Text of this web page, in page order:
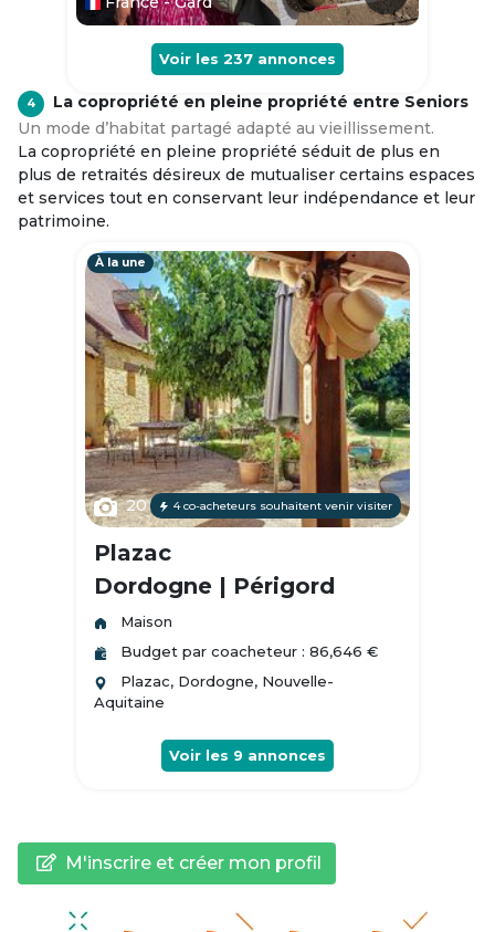
Voir les 237 annonces
4
La copropriété en pleine propriété entre Seniors
Un mode d’habitat partagé adapté au vieillissement.
La copropriété en pleine propriété séduit de plus en
plus de retraités désireux de mutualiser certains espaces
et services tout en conservant leur indépendance et leur
patrimoine.
À la une
20 4 co-acheteurs souhaitent venir visiter
Plazac
Dordogne | Périgord
Maison
Budget par coacheteur : 86,646 €
Plazac, Dordogne, Nouvelle-
Aquitaine
Voir les 9 annonces
M'inscrire et créer mon profil